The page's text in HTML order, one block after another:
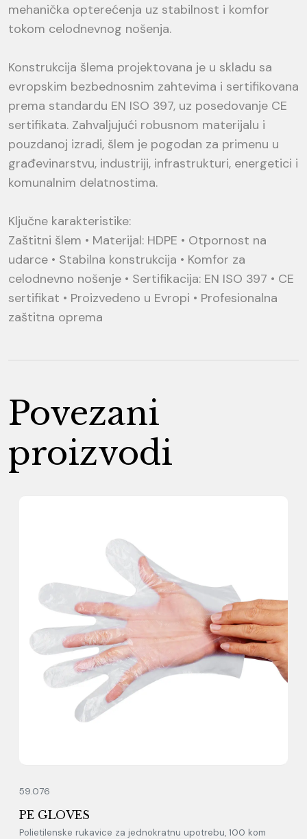
mehanička opterećenja uz stabilnost i komfor
tokom celodnevnog nošenja.
Konstrukcija šlema projektovana je u skladu sa
evropskim bezbednosnim zahtevima i sertifikovana
prema standardu EN ISO 397, uz posedovanje CE
sertifikata. Zahvaljujući robusnom materijalu i
pouzdanoj izradi, šlem je pogodan za primenu u
građevinarstvu, industriji, infrastrukturi, energetici i
komunalnim delatnostima.
Ključne karakteristike:
Zaštitni šlem • Materijal: HDPE • Otpornost na
udarce • Stabilna konstrukcija • Komfor za
celodnevno nošenje • Sertifikacija: EN ISO 397 • CE
sertifikat • Proizvedeno u Evropi • Profesionalna
zaštitna oprema
Povezani
proizvodi
59.076
PE GLOVES
Polietilenske rukavice za jednokratnu upotrebu, 100 kom